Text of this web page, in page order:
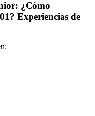
¿Cómo
Experiencias de